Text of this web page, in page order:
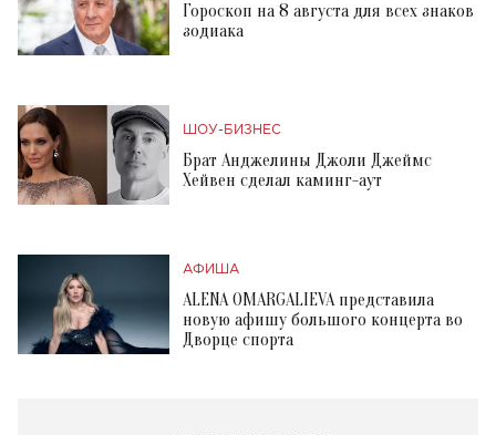
Гороскоп на 8 августа для всех знаков
зодиака
ШОУ-БИЗНЕС
Брат Анджелины Джоли Джеймс
Хейвен сделал каминг-аут
АФИША
ALENA OMARGALIEVA представила
новую афишу большого концерта во
Дворце спорта